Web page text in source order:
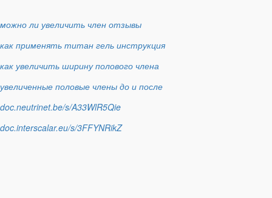
можно ли увеличить член отзывы
как применять титан гель инструкция
как увеличить ширину полового члена
увеличенные половые члены до и после
doc.neutrinet.be/s/A33WlR5Qie
doc.interscalar.eu/s/3FFYNRikZ